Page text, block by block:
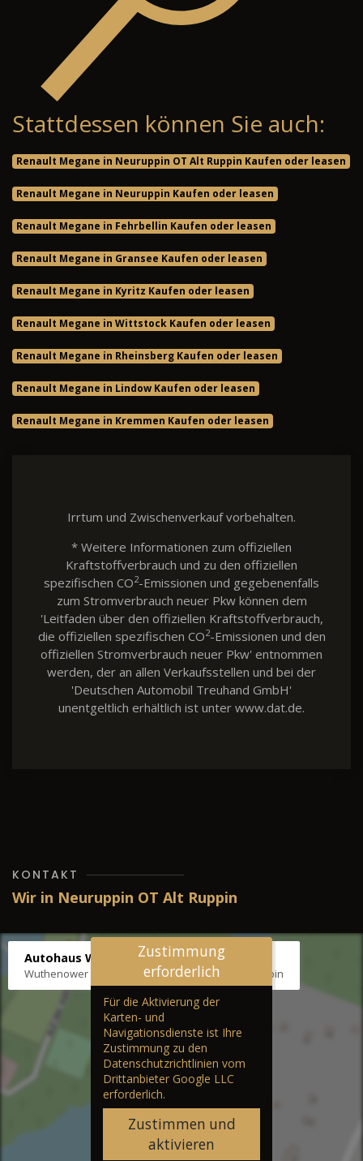
Stattdessen können Sie auch:
Renault Megane in Neuruppin OT Alt Ruppin Kaufen oder leasen
Renault Megane in Neuruppin Kaufen oder leasen
Renault Megane in Fehrbellin Kaufen oder leasen
Renault Megane in Gransee Kaufen oder leasen
Renault Megane in Kyritz Kaufen oder leasen
Renault Megane in Wittstock Kaufen oder leasen
Renault Megane in Rheinsberg Kaufen oder leasen
Renault Megane in Lindow Kaufen oder leasen
Renault Megane in Kremmen Kaufen oder leasen
Irrtum und Zwischenverkauf vorbehalten.
* Weitere Informationen zum offiziellen
Kraftstoffverbrauch und zu den offiziellen
spezifischen CO2-Emissionen und gegebenenfalls
zum Stromverbrauch neuer Pkw können dem
'Leitfaden über den offiziellen Kraftstoffverbrauch,
die offiziellen spezifischen CO2-Emissionen und den
offiziellen Stromverbrauch neuer Pkw' entnommen
werden, der an allen Verkaufsstellen und bei der
'Deutschen Automobil Treuhand GmbH'
unentgeltlich erhältlich ist unter www.dat.de.
KONTAKT
Wir in Neuruppin OT Alt Ruppin
Autohaus Wernicke
Wuthenower Str. 12b, 16827 Neuruppin OT Alt Ruppin
Zustimmung
erforderlich
Für die Aktivierung der
Karten- und
Navigationsdienste ist Ihre
Zustimmung zu den
Datenschutzrichtlinien vom
Drittanbieter Google LLC
erforderlich.
Zustimmen und
aktivieren